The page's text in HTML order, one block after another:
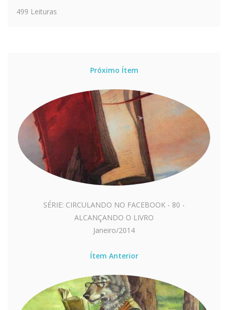
499 Leituras
Próximo Ítem
SÉRIE: CIRCULANDO NO FACEBOOK - 80 -
ALCANÇANDO O LIVRO
Janeiro/2014
Ítem Anterior